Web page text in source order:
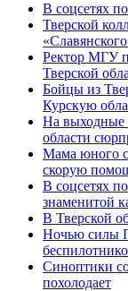
В соцсетях
Тверской
Ректор МГУ
Тверской
Бойцы из
Курскую
На выходные
области
Мама юного
скорую
В соцсетях
знаменитой
В Тверской
Ночью силы
Синоптики
похолодает